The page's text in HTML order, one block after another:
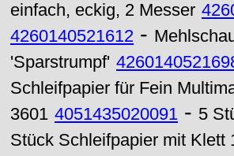
einfach, eckig, 2 Messer
4260140521612 -
'Sparstrumpf'
Schleifpapier für Fein
3601 4051435020091 - 5
Stück Schleifpapier mit Klett